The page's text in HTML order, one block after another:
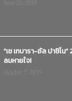
“เช เกบารา-อัล ปาชิโ
ลมหายใจ!